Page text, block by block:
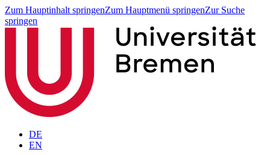
Zum Hauptinhalt springenZum Hauptmenü springenZur Suche
springen
DE
EN